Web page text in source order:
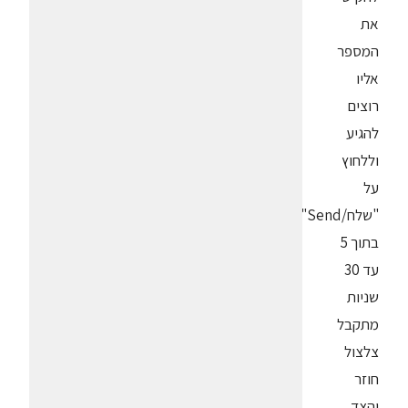
את
המספר
אליו
רוצים
להגיע
וללחוץ
על
"שלח/Send".
בתוך 5
עד 30
שניות
מתקבל
צלצול
חוזר